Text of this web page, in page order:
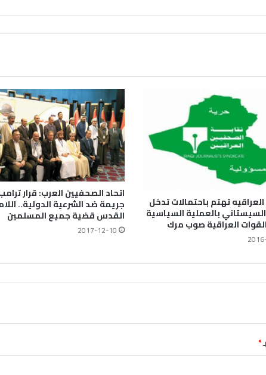
تهتم باحتمالات تدخل
بالعملية السياسية
العراقية صوب مرك
اتحاد الصحفيين العرب: قرار
جريمة ضد الشرعية الدولية..
القدس قضية جميع المسلمين
2017-12-10
*